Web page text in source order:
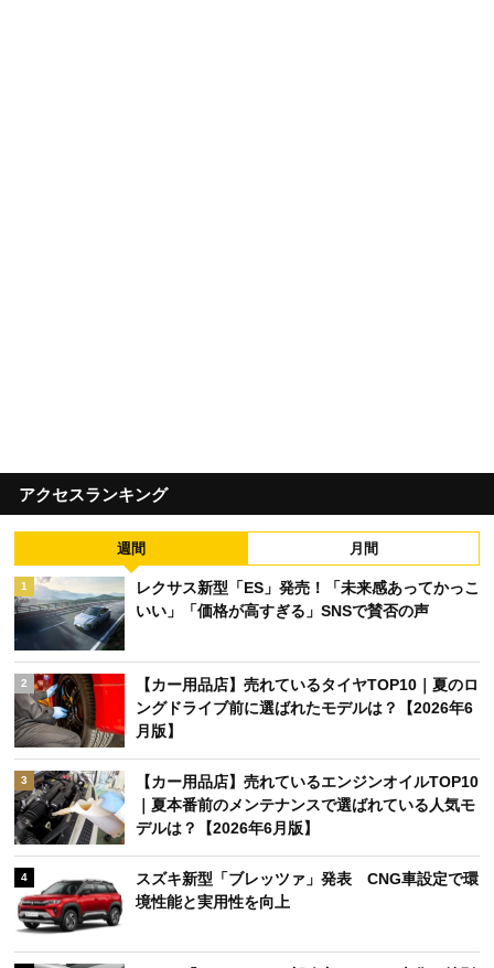
アクセスランキング
週間 月間
1
レクサス新型「ES」発売！「未来感あってかっこ
いい」「価格が高すぎる」SNSで賛否の声
2
【カー用品店】売れているタイヤTOP10｜夏のロ
ングドライブ前に選ばれたモデルは？【2026年6
月版】
3
【カー用品店】売れているエンジンオイルTOP10
｜夏本番前のメンテナンスで選ばれている人気モ
デルは？【2026年6月版】
4
スズキ新型「ブレッツァ」発表 CNG車設定で環
境性能と実用性を向上